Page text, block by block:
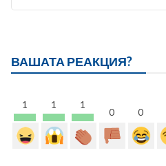
ВАШАТА РЕАКЦИЯ?
1 1 1
0 0